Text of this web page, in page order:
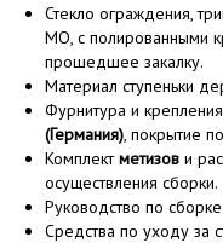
Стекло ограждения,
MO, с полированными
прошедшее закалку.
Материал ступеньки
Фурнитура и
(Германия), покрытие
Комплектметизов и
осуществления сборки.
Руководство по
Средства по уходу за